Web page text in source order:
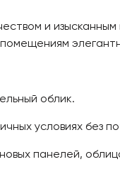
и изысканным
облик.
условиях без
панелей,